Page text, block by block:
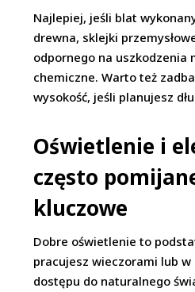
Najlepiej, jeśli blat
drewna, sklejki
odpornego na uszkodzenia
chemiczne. Warto też
wysokość, jeśli planujesz
Oświetlenie i
często
kluczowe
Dobre oświetlenie to
pracujesz wieczorami lub
dostępu do naturalnego